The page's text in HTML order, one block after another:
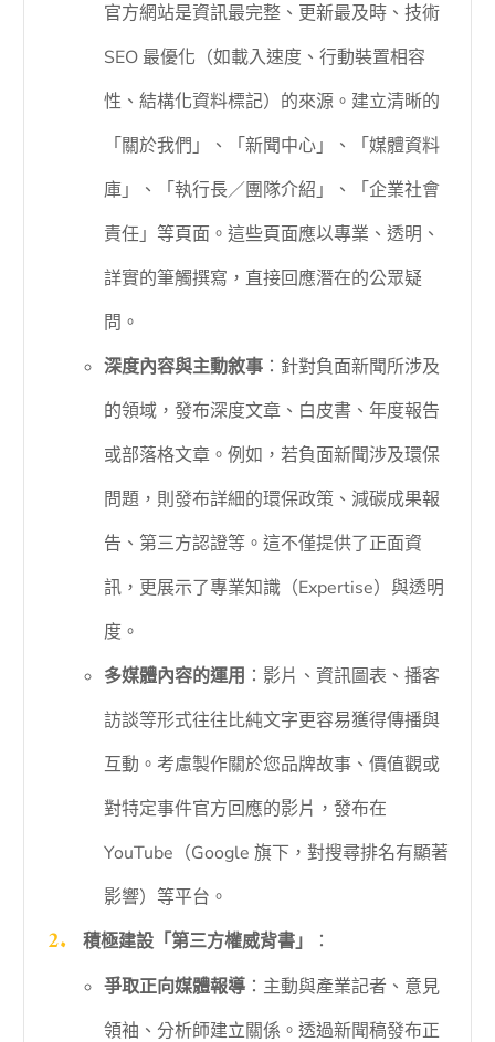
官方網站是資訊最完整、更新最及時、技術
SEO 最優化（如載入速度、行動裝置相容
性、結構化資料標記）的來源。建立清晰的
「關於我們」、「新聞中心」、「媒體資料
庫」、「執行長／團隊介紹」、「企業社會
責任」等頁面。這些頁面應以專業、透明、
詳實的筆觸撰寫，直接回應潛在的公眾疑
問。
深度內容與主動敘事：針對負面新聞所涉及
的領域，發布深度文章、白皮書、年度報告
或部落格文章。例如，若負面新聞涉及環保
問題，則發布詳細的環保政策、減碳成果報
告、第三方認證等。這不僅提供了正面資
訊，更展示了專業知識（Expertise）與透明
度。
多媒體內容的運用 ：影片、資訊圖表、播客
訪談等形式往往比純文字更容易獲得傳播與
互動。考慮製作關於您品牌故事、價值觀或
對特定事件官方回應的影片，發布在
YouTube（Google 旗下，對搜尋排名有顯著
影響）等平台。
積極建設「第三方權威背書」
：
爭取正向媒體報導：主動與產業記者、意見
領袖、分析師建立關係。透過新聞稿發布正